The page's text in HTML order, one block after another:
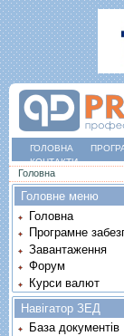
ГОЛОВНА
КОНТАКТИ
Ви є тут
Головна
Головне меню
Головна
Програмне
Завантаження
Форум
Курси валют
Навігатор ЗЕД
База документів